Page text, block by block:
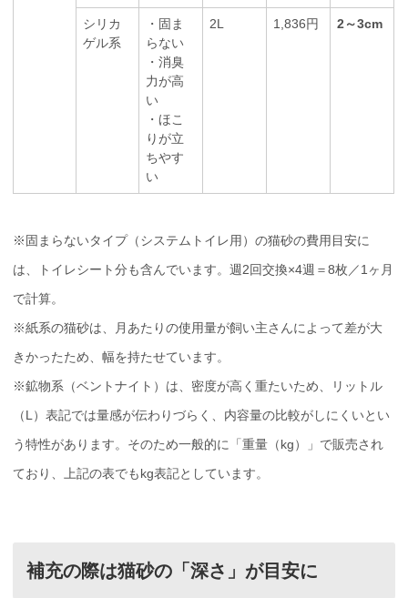
シリカ
ゲル系
・固ま
らない
・消臭
力が高
い
・ほこ
りが立
ちやす
い
2L 1,836円 2～3cm
※固まらないタイプ（システムトイレ用）の猫砂の費用目安に
は、トイレシート分も含んでいます。週2回交換×4週＝8枚／1ヶ月
で計算。
※紙系の猫砂は、月あたりの使用量が飼い主さんによって差が大
きかったため、幅を持たせています。
※鉱物系（ベントナイト）は、密度が高く重たいため、リットル
（L）表記では量感が伝わりづらく、内容量の比較がしにくいとい
う特性があります。そのため一般的に「重量（kg）」で販売され
ており、上記の表でもkg表記としています。
補充の際は猫砂の「深さ」が目安に